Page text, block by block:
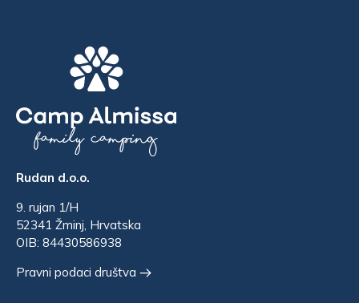
Rudan d.o.o.
9. rujan 1/H
52341 Žminj, Hrvatska
OIB: 84430586938
Pravni podaci društva